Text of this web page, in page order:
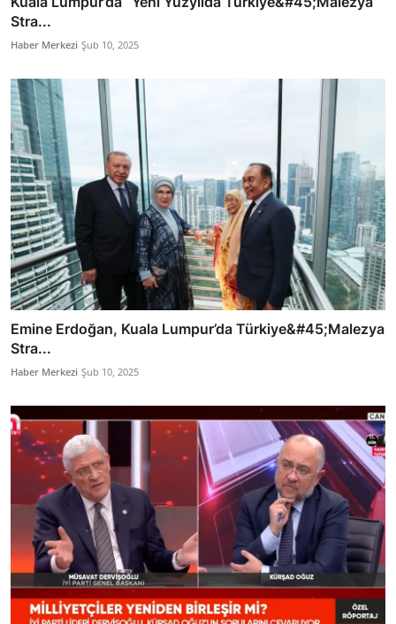
Stra...
Haber Merkezi Şub 10, 2025
Emine Erdoğan, Kuala Lumpur’da Türkiye&#45;Malezya
Stra...
Haber Merkezi Şub 10, 2025